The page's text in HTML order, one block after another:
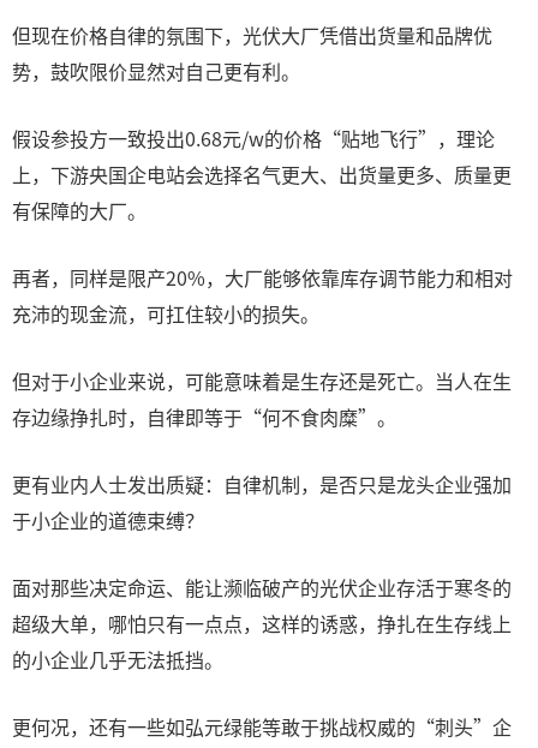
但现在价格自律的氛围下，光伏大厂凭借出货量和品牌优
势，鼓吹限价显然对自己更有利。
假设参投方一致投出0.68元/w的价格“贴地飞行”，理论
上，下游央国企电站会选择名气更大、出货量更多、质量更
有保障的大厂。
再者，同样是限产20%，大厂能够依靠库存调节能力和相对
充沛的现金流，可扛住较小的损失。
但对于小企业来说，可能意味着是生存还是死亡。当人在生
存边缘挣扎时，自律即等于“何不食肉糜”。
更有业内人士发出质疑：自律机制，是否只是龙头企业强加
于小企业的道德束缚？
面对那些决定命运、能让濒临破产的光伏企业存活于寒冬的
超级大单，哪怕只有一点点，这样的诱惑，挣扎在生存线上
的小企业几乎无法抵挡。
更何况，还有一些如弘元绿能等敢于挑战权威的“刺头”企